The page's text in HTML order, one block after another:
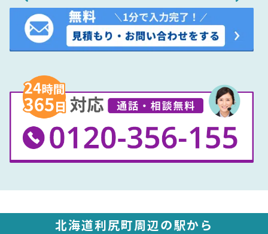
北海道利尻町周辺の駅から